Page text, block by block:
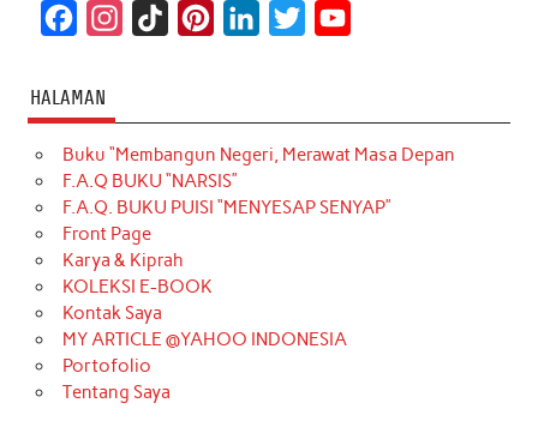
c
e
b
o
o
k
t
a
g
r
a
m
T
o
k
t
e
r
k
e
d
t
t
e
T
u
b
HALAMAN
Buku “Membangun Negeri, Merawat Masa Depan
F.A.Q BUKU “NARSIS”
F.A.Q. BUKU PUISI “MENYESAP SENYAP”
Front Page
Karya & Kiprah
KOLEKSI E-BOOK
Kontak Saya
MY ARTICLE @YAHOO INDONESIA
Portofolio
Tentang Saya